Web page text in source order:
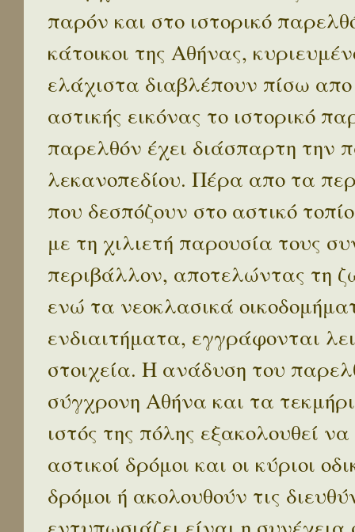
παρόν και στο ιστορικό
κάτοικοι της Αθήνας,
ελάχιστα διαβλέπουν πίσω
αστικής εικόνας το ιστορικό
παρελθόν έχει διάσπαρτη την
λεκανοπεδίου. Πέρα απο τα
που δεσπόζουν στο αστικό
με τη χιλιετή παρουσία τους
περιβάλλον, αποτελώντας τη
ενώ τα νεοκλασικά
ενδιαιτήματα, εγγράφονται
στοιχεία. Η ανάδυση του
σύγχρονη Αθήνα και τα
ιστός της πόλης εξακολουθεί
αστικοί δρόμοι και οι κύριοι
δρόμοι ή ακολουθούν τις